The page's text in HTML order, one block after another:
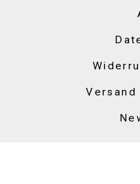
Versand